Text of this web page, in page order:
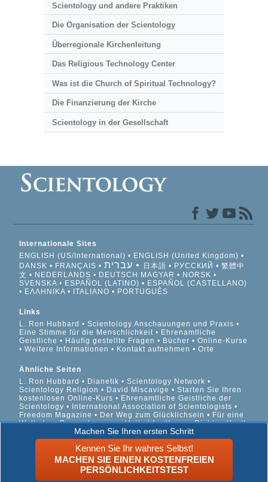
Scientology und andere Praktiken
Die Organisation der Scientology
Überregionale Kirchenleitung
Das Religious Technology Center
Was ist die Church of Spiritual Technology?
Die Finanzierung der Kirche
Scientology in der Gesellschaft
Machen Sie Ihren ersten Schritt
Kennen Sie Ihr wahres Selbst!
MACHEN SIE EINEN KOSTENFREIEN
PERSÖNLICHKEITSTEST
Internationale Sites
ENGLISH (US/International)
ENGLISH (United Kingdom)
DANSK
FRANÇAIS עברית 日本語 РУССКИЙ
繁體中
文
NEDERLANDS DEUTSCH MAGYAR
NORSK
SVENSKA
ESPAÑOL (LATINO)
ESPAÑOL (CASTELLANO)
ΕΛΛΗΝΙΚA
ITALIANO PORTUGUÊS
Links
L. Ron Hubbard
Scientology Anschauungen und Praxis
Eine Stimme für die Menschlichkeit
Ehrenamtliche
Geistliche
Häufig gestellte Fragen Bücher
Online-Kurse
Weitere Informationen
Kontakt aufnehmen Orte
Ähnliche Seiten
L. Ron Hubbard
Dianetik
Scientology Network
Scientology Religion
David Miscavige
Starten Sie Ihren
kostenlosen Online-Kurs
Ehrenamtliche Geistliche der
Scientology
International Association of Scientologists
Freedom Magazine
Der Weg zum Glücklichsein
Für eine
Welt ohne Drogenkonsum
United for Human Rights
Youth
for Human Rights
Citizens Commission on Human Rights
© 2026 Scientology Kirche International. Alle Rechte
vorbehalten.Datenschutzinformationen •Cookie-Richtlinie
Nutzungsbedingungen•Rechtliche Informationen